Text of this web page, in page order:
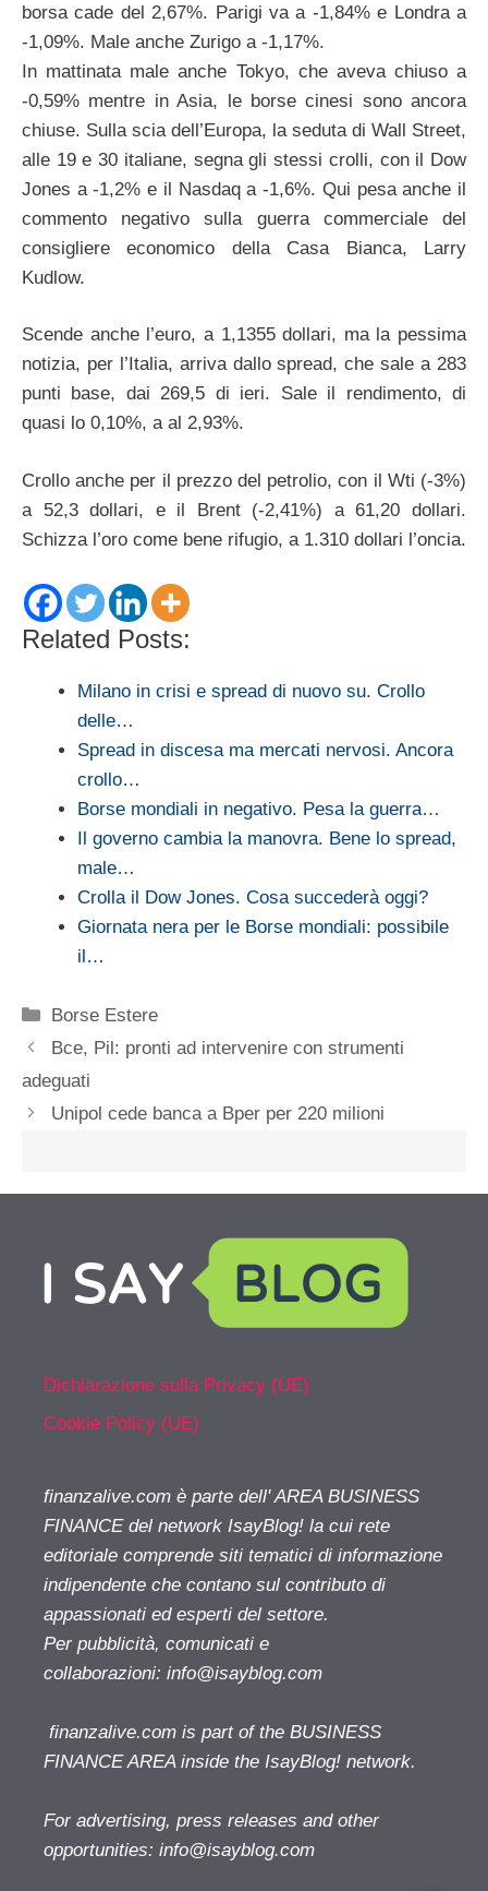
borsa cade del 2,67%. Parigi va a -1,84% e Londra a
-1,09%. Male anche Zurigo a -1,17%.
In mattinata male anche Tokyo, che aveva chiuso a
-0,59% mentre in Asia, le borse cinesi sono ancora
chiuse. Sulla scia dell’Europa, la seduta di Wall Street,
alle 19 e 30 italiane, segna gli stessi crolli, con il Dow
Jones a -1,2% e il Nasdaq a -1,6%. Qui pesa anche il
commento negativo sulla guerra commerciale del
consigliere economico della Casa Bianca, Larry
Kudlow.
Scende anche l’euro, a 1,1355 dollari, ma la pessima
notizia, per l’Italia, arriva dallo spread, che sale a 283
punti base, dai 269,5 di ieri. Sale il rendimento, di
quasi lo 0,10%, a al 2,93%.
Crollo anche per il prezzo del petrolio, con il Wti (-3%)
a 52,3 dollari, e il Brent (-2,41%) a 61,20 dollari.
Schizza l’oro come bene rifugio, a 1.310 dollari l’oncia.
Related Posts:
Milano in crisi e spread di nuovo su. Crollo
delle…
Spread in discesa ma mercati nervosi. Ancora
crollo…
Borse mondiali in negativo. Pesa la guerra…
Il governo cambia la manovra. Bene lo spread,
male…
Crolla il Dow Jones. Cosa succederà oggi?
Giornata nera per le Borse mondiali: possibile
il…
Categorie
Borse Estere
Bce, Pil: pronti ad intervenire con strumenti
adeguati
Unipol cede banca a Bper per 220 milioni
Dichiarazione sulla Privacy (UE)
Cookie Policy (UE)
finanzalive.com è parte dell' AREA BUSINESS
FINANCE del network IsayBlog! la cui rete
editoriale comprende siti tematici di informazione
indipendente che contano sul contributo di
appassionati ed esperti del settore.
Per pubblicità, comunicati e
collaborazioni: info@isayblog.com
finanzalive.com is part of the BUSINESS
FINANCE AREA inside the IsayBlog! network.
For advertising, press releases and other
opportunities: info@isayblog.com